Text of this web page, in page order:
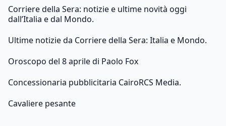
Corriere della Sera: notizie e ultime novità oggi
dall’Italia e dal Mondo.
Ultime notizie da Corriere della Sera: Italia e Mondo.
Oroscopo del 8 aprile di Paolo Fox
Concessionaria pubblicitaria CairoRCS Media.
Cavaliere pesante